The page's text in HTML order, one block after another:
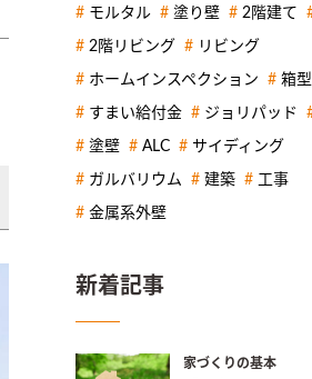
モルタル 塗り壁 2階建て
2階リビング リビング
ホームインスペクション 箱型
すまい給付金 ジョリパッド
塗壁 ALC サイディング
ガルバリウム 建築 工事
金属系外壁
新着記事
家づくりの基本